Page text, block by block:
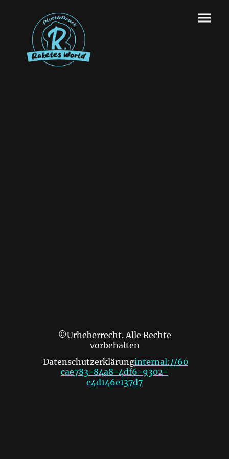
©Urheberrecht. Alle Rechte
vorbehalten
Datenschutzerklärunginternal://60
cae783-84a8-4df6-9302-
e4d146e137d7